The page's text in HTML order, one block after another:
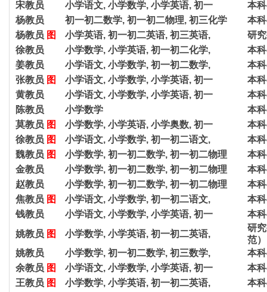
宋教员
小学语文, 小学数学, 小学英语, 初一
本
杨教员
初一初二数学, 初一初二物理, 初三化学
本
杨教员 图 小学英语, 初一初二英语, 初三英语,
研
徐教员
小学数学, 小学英语, 初一初二化学,
本
姜教员
小学语文, 小学数学, 初一初二数学,
本
张教员 图 小学语文, 小学数学, 小学英语, 初一
本
黄教员
小学语文, 小学数学, 小学英语, 初一
本
陈教员
小学数学
本
莫教员 图 小学数学, 小学英语, 小学奥数, 初一
本
徐教员 图 小学语文, 小学数学, 初一初二语文,
本
魏教员 图 小学数学, 初一初二数学, 初一初二物理
本
金教员
小学数学, 初一初二数学, 初一初二物理
本
赵教员
小学数学, 初一初二数学, 初一初二物理
本
焦教员 图 小学语文, 小学数学, 初一初二语文,
本
钱教员
小学语文, 小学数学, 小学英语, 初一
本
姚教员 图 小学数学, 小学英语, 初一初二英语,
研
范）
姚教员
小学数学, 初一初二数学, 初三数学,
本
余教员 图 小学语文, 小学数学, 小学英语, 初一
本
王教员 图 小学数学, 小学英语, 初一初二英语,
本